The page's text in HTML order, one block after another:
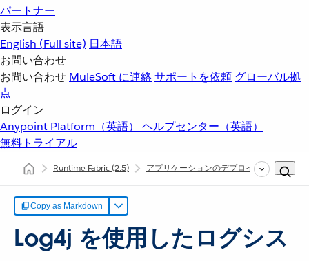
パートナー
表示言語
English (Full site) 日本語
お問い合わせ
お問い合わせ MuleSoft に連絡サポートを依頼 グローバル拠
点
ログイン
Anypoint Platform（英語） ヘルプセンター（英語）
無料トライアル
Runtime Fabric(2.5) アプリケーションのデプロイと管理
Copy as Markdown
Log4j を使用したログシス